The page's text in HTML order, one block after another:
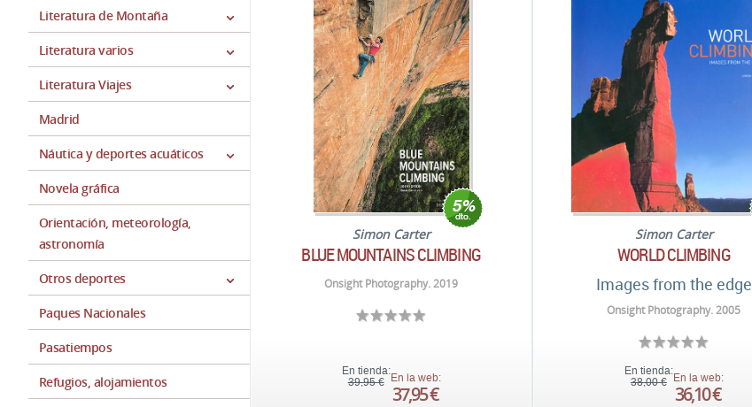
Literatura de Montaña
Literatura varios
Literatura Viajes
Madrid
Náutica y deportes acuáticos
Novela gráfica
Orientación, meteorología,
astronomía
Otros deportes
Paques Nacionales
Pasatiempos
Refugios, alojamientos
Simon Carter
BLUE MOUNTAINS CLIMBING
Onsight Photography. 2019
En tienda:
39,95 € En la web:
37,95 €
Simon Carter
WORLD CLIMBING
Images from the edge
Onsight Photography. 2005
En tienda:
38,00 € En la web:
36,10 €